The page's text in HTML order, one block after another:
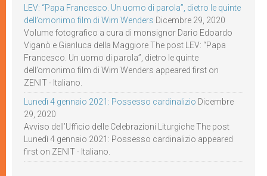
LEV: “Papa Francesco. Un uomo di parola”, dietro le quinte
dell’omonimo film di Wim Wenders Dicembre 29, 2020
Volume fotografico a cura di monsignor Dario Edoardo
Viganò e Gianluca della Maggiore The post LEV: “Papa
Francesco. Un uomo di parola”, dietro le quinte
dell’omonimo film di Wim Wenders appeared first on
ZENIT - Italiano.
Lunedì 4 gennaio 2021: Possesso cardinalizio Dicembre
29, 2020
Avviso dell’Ufficio delle Celebrazioni Liturgiche The post
Lunedì 4 gennaio 2021: Possesso cardinalizio appeared
first on ZENIT - Italiano.